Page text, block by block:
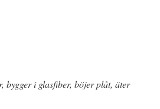
bygger i glasfiber, böjer plåt, äter